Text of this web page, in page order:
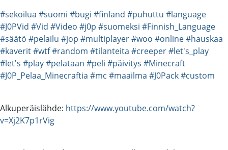
#sekoilua #suomi #bugi #finland #puhuttu #language
#J0PVid #Vid #Video #j0p #suomeksi #Finnish_Language
#säätö #pelailu #jop #multiplayer#woo #online#hauskaa
#kaverit#wtf#random #tilanteita #creeper#let's_play
#let's #play#pelataan #peli #päivitys #Minecraft
#J0P_Pelaa_Minecraftia #mc #maailma #J0Pack#custom
Alkuperäislähde: https://www.youtube.com/watch?
v=Xj2K7p1rVig